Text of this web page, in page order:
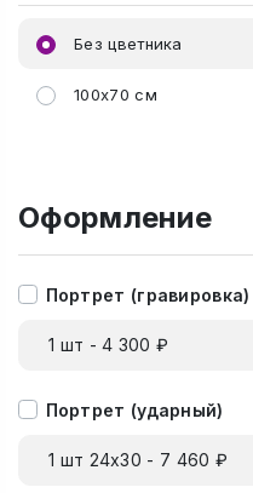
Без цветника
100x70 см
Оформление
Портрет (гравировка)
1 шт - 4 300 ₽
Портрет (ударный)
1 шт 24х30 - 7 460 ₽